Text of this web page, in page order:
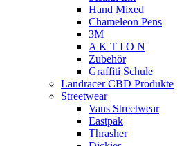
Hand Mixed
Chameleon Pens
3M
A K T I O N
Zubehör
Graffiti Schule
Landracer CBD Produkte
Streetwear
Vans Streetwear
Eastpak
Thrasher